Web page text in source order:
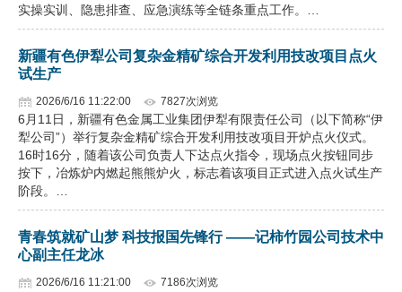
实操实训、隐患排查、应急演练等全链条重点工作。…
新疆有色伊犁公司复杂金精矿综合开发利用技改项目点火
试生产
2026/6/16 11:22:00 7827次浏览
6月11日，新疆有色金属工业集团伊犁有限责任公司（以下简称“伊
犁公司”）举行复杂金精矿综合开发利用技改项目开炉点火仪式。
16时16分，随着该公司负责人下达点火指令，现场点火按钮同步
按下，冶炼炉内燃起熊熊炉火，标志着该项目正式进入点火试生产
阶段。…
青春筑就矿山梦 科技报国先锋行 ——记柿竹园公司技术中
心副主任龙冰
2026/6/16 11:21:00 7186次浏览